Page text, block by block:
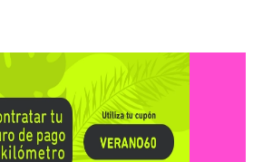
00 ó